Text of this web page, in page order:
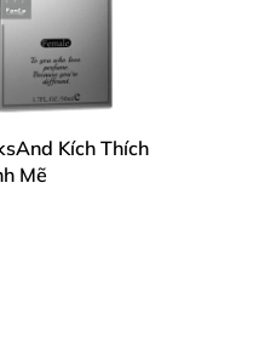
Kích Thích
Mẽ